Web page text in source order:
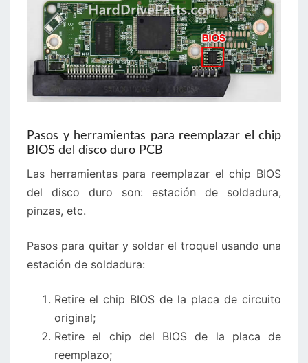
Pasos y herramientas para reemplazar el chip
BIOS del disco duro PCB
Las herramientas para reemplazar el chip BIOS
del disco duro son: estación de soldadura,
pinzas, etc.
Pasos para quitar y soldar el troquel usando una
estación de soldadura:
Retire el chip BIOS de la placa de circuito
original;
Retire el chip del BIOS de la placa de
reemplazo;